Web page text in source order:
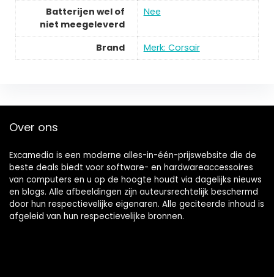
Batterijen wel of
niet meegeleverd
Nee
Brand Merk: Corsair
Over ons
Excamedia is een moderne alles-in-één-prijswebsite die de
beste deals biedt voor software- en hardwareaccessoires
van computers en u op de hoogte houdt via dagelijks nieuws
en blogs. Alle afbeeldingen zijn auteursrechtelijk beschermd
door hun respectievelijke eigenaren. Alle geciteerde inhoud is
afgeleid van hun respectievelijke bronnen.